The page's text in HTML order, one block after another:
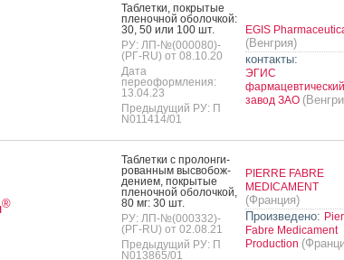
Таб­летки, пок­ры­тые
пле­ноч­ной обо­лоч­кой:
30, 50 или 100 шт.
РУ: ЛП-№(000080)-
(РГ-RU) от 08.10.20
Дата
переоформления:
13.04.23
Предыдущий РУ: П
N011414/01
EGIS
(Венгрия)
контакты:
ЭГИС
фармацевтический
завод ЗАО
®
Таб­летки с про­лон­ги­
рован­ным выс­во­бож­
де­ни­ем, пок­ры­тые
пле­ноч­ной обо­лоч­кой,
80 мг: 30 шт.
РУ: ЛП-№(000332)-
(РГ-RU) от 02.08.21
Предыдущий РУ: П
N013865/01
PIERRE FABRE
MEDICAMENT
(Франция)
Произведено:
Fabre Medicament
Production